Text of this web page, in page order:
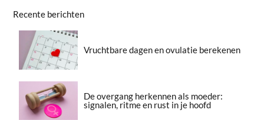
Recente berichten
Vruchtbare dagen en ovulatie berekenen
De overgang herkennen als moeder:
signalen, ritme en rust in je hoofd